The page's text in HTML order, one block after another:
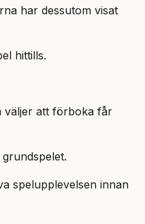
har dessutom visat
hittills.
väljer att förboka får
spelupplevelsen innan